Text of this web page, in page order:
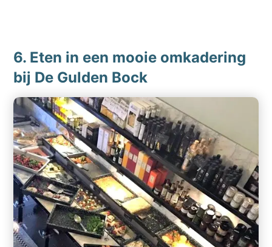
6. Eten in een mooie omkadering
bij De Gulden Bock